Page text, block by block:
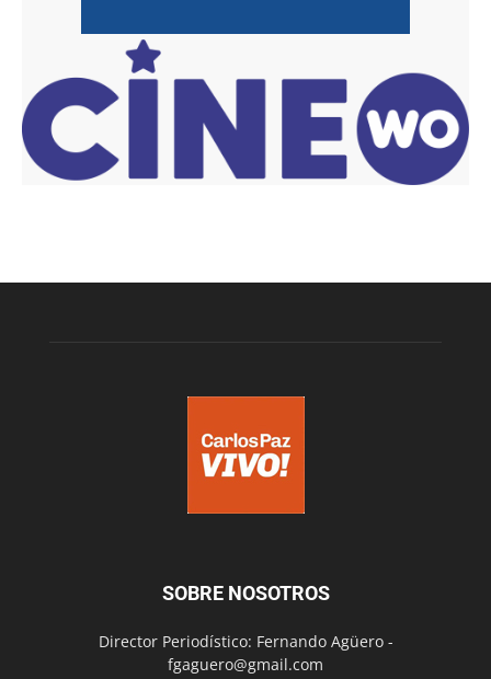
SOBRE NOSOTROS
Director Periodístico: Fernando Agüero -
fgaguero@gmail.com